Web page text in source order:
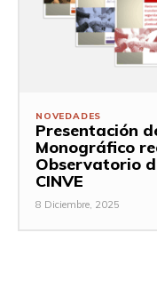
NOVEDADES
Presentación
Monográfico
Observatorio
CINVE
8 Diciembre, 2025